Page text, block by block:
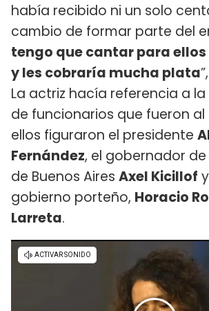
había recibido ni un solo
cambio de formar parte del
tengo que cantar para
y les cobraría mucha plata
La actriz hacía referencia a
de funcionarios que fueron al
ellos figuraron el presidente
Fernández, el gobernador
de Buenos Aires Axel Kicillof
gobierno porteño, Horacio
Larreta.